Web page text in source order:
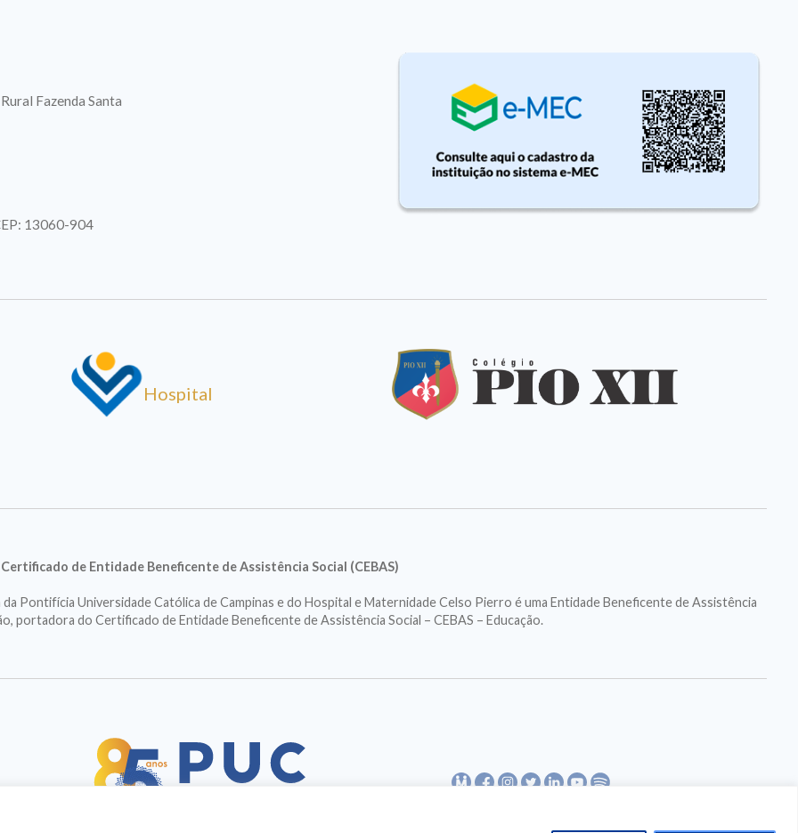
Fazenda Santa
13060-904
Hospital
Certificado de Entidade Beneficente de Assistência Social (CEBAS)
Pontifícia Universidade Católica de Campinas e do Hospital e Maternidade Celso Pierro é uma Entidade Beneficente de Assistência
portadora do Certificado de Entidade Beneficente de Assistência Social – CEBAS – Educação.